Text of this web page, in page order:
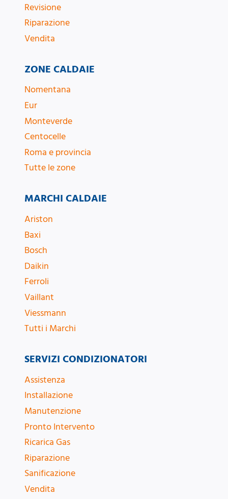
Revisione
Riparazione
Vendita
ZONE CALDAIE
Nomentana
Eur
Monteverde
Centocelle
Roma e provincia
Tutte le zone
MARCHI CALDAIE
Ariston
Baxi
Bosch
Daikin
Ferroli
Vaillant
Viessmann
Tutti i Marchi
SERVIZI CONDIZIONATORI
Assistenza
Installazione
Manutenzione
Pronto Intervento
Ricarica Gas
Riparazione
Sanificazione
Vendita